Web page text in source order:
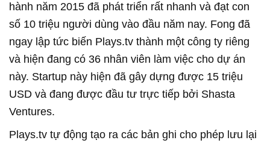
hành năm 2015 đã phát triển rất nhanh và đạt con
số 10 triệu người dùng vào đầu năm nay. Fong đã
ngay lập tức biến Plays.tv thành một công ty riêng
và hiện đang có 36 nhân viên làm việc cho dự án
này. Startup này hiện đã gây dựng được 15 triệu
USD và đang được đầu tư trực tiếp bởi Shasta
Ventures.
Plays.tv tự động tạo ra các bản ghi cho phép lưu lại